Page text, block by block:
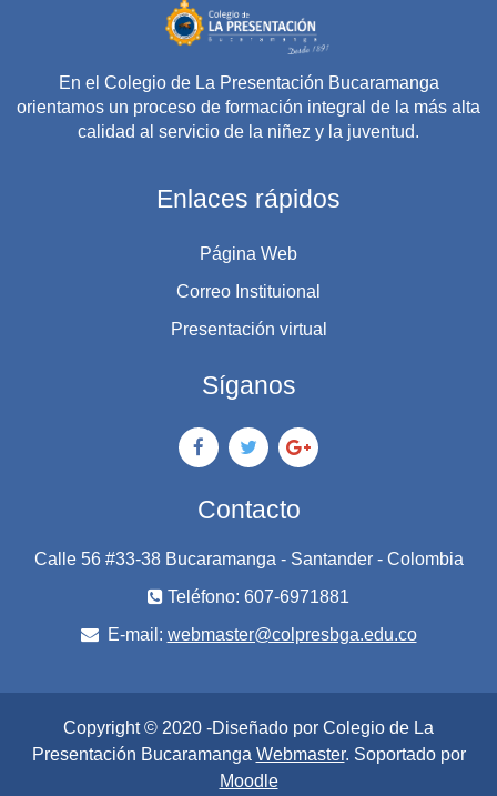
En el Colegio de La Presentación Bucaramanga
orientamos un proceso de formación integral de la más alta
calidad al servicio de la niñez y la juventud.
Enlaces rápidos
Página Web
Correo Instituional
Presentación virtual
Síganos
Contacto
Calle 56 #33-38 Bucaramanga - Santander - Colombia
Teléfono: 607-6971881
E-mail: webmaster@colpresbga.edu.co
Copyright © 2020 -Diseñado por Colegio de La
Presentación Bucaramanga Webmaster. Soportado por
Moodle